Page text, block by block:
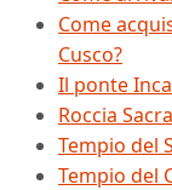
Come
Cusco?
Il ponte
Roccia
Tempio del
Tempio del